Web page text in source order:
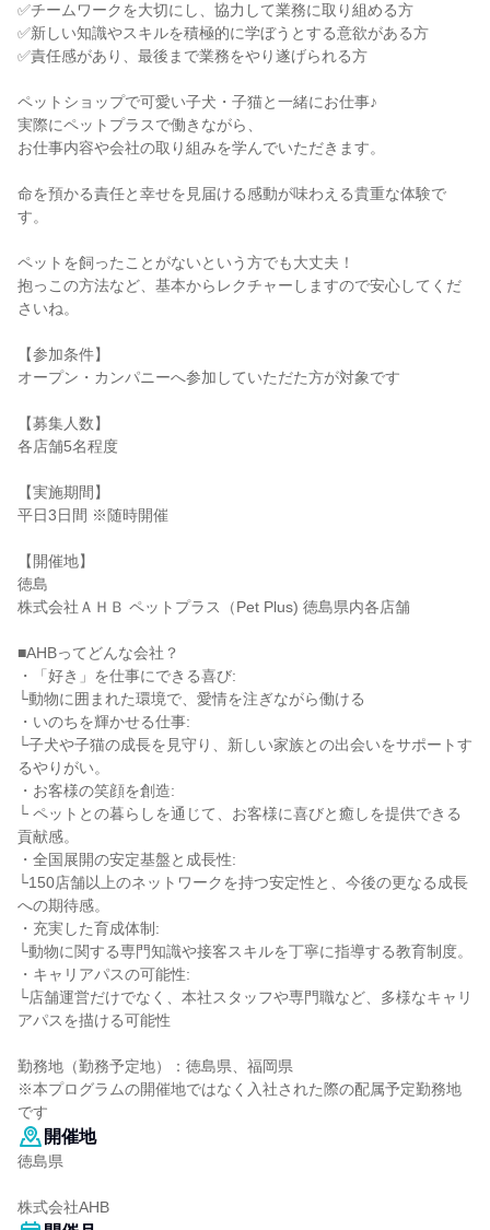
✅チームワークを大切にし、協力して業務に取り組める方
✅新しい知識やスキルを積極的に学ぼうとする意欲がある方
✅責任感があり、最後まで業務をやり遂げられる方
ペットショップで可愛い子犬・子猫と一緒にお仕事♪
実際にペットプラスで働きながら、
お仕事内容や会社の取り組みを学んでいただきます。
命を預かる責任と幸せを見届ける感動が味わえる貴重な体験で
す。
ペットを飼ったことがないという方でも大丈夫！
抱っこの方法など、基本からレクチャーしますので安心してくだ
さいね。
【参加条件】
オープン・カンパニーへ参加していただた方が対象です
【募集人数】
各店舗5名程度
【実施期間】
平日3日間 ※随時開催
【開催地】
徳島
株式会社ＡＨＢ ペットプラス（Pet Plus) 徳島県内各店舗
■AHBってどんな会社？
・「好き」を仕事にできる喜び:
└動物に囲まれた環境で、愛情を注ぎながら働ける
・いのちを輝かせる仕事:
└子犬や子猫の成長を見守り、新しい家族との出会いをサポートす
るやりがい。
・お客様の笑顔を創造:
└ ペットとの暮らしを通じて、お客様に喜びと癒しを提供できる
貢献感。
・全国展開の安定基盤と成長性:
└150店舗以上のネットワークを持つ安定性と、今後の更なる成長
への期待感。
・充実した育成体制:
└動物に関する専門知識や接客スキルを丁寧に指導する教育制度。
・キャリアパスの可能性:
└店舗運営だけでなく、本社スタッフや専門職など、多様なキャリ
アパスを描ける可能性
勤務地（勤務予定地）：徳島県、福岡県
※本プログラムの開催地ではなく入社された際の配属予定勤務地
です
開催地
徳島県
株式会社AHB